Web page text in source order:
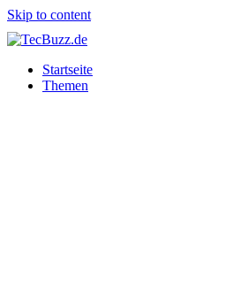
Skip to content
Startseite
Themen